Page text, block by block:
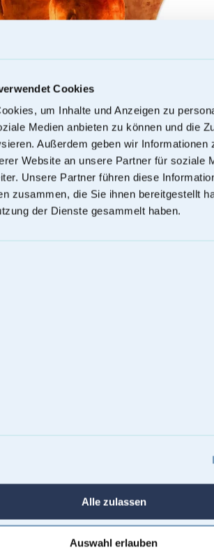
Cookies
um Inhalte und Anzeigen zu
Medien anbieten zu können und die
Außerdem geben wir Informationen
Website an unsere Partner für soziale
Unsere Partner führen diese
zusammen, die Sie ihnen bereitgestellt
der Dienste gesammelt haben.
Alle zulassen
Auswahl erlauben
- Holzurnen